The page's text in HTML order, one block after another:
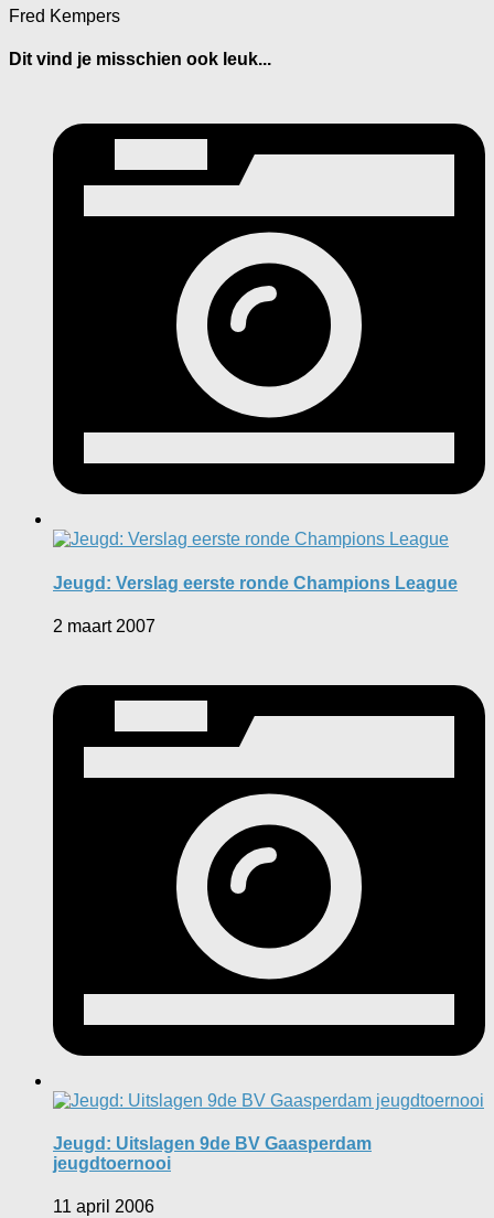
Fred Kempers
Dit vind je misschien ook leuk...
Jeugd: Verslag eerste ronde Champions League
2 maart 2007
Jeugd: Uitslagen 9de BV Gaasperdam
jeugdtoernooi
11 april 2006